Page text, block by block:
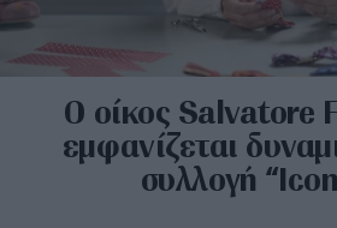
O οίκος Salvatore
εμφανίζεται
συλλογή